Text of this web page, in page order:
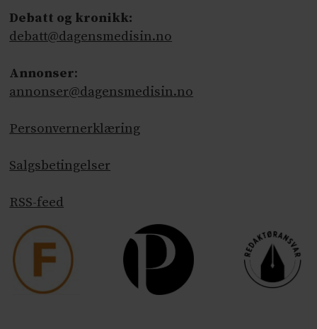
Debatt og kronikk:
debatt@dagensmedisin.no
Annonser:
annonser@dagensmedisin.no
Personvernerklæring
Salgsbetingelser
RSS-feed